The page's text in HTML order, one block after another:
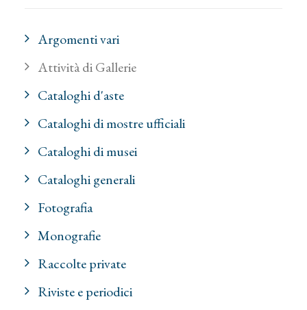
Argomenti vari
Attività di Gallerie
Cataloghi d'aste
Cataloghi di mostre ufficiali
Cataloghi di musei
Cataloghi generali
Fotografia
Monografie
Raccolte private
Riviste e periodici